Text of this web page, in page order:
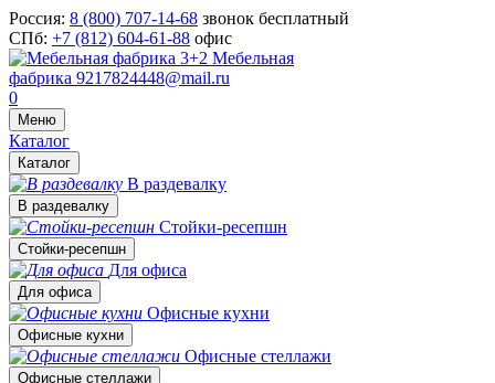
Россия: 8 (800) 707-14-68 звонок бесплатный
СПб: +7 (812) 604-61-88 офис
Мебельная
фабрика 9217824448@mail.ru
0
Меню
Каталог
Каталог
В раздевалку
В раздевалку
Стойки-ресепшн
Стойки-ресепшн
Для офиса
Для офиса
Офисные кухни
Офисные кухни
Офисные стеллажи
Офисные стеллажи